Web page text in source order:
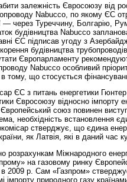
залежність Євросоюзу від
Nabu­cco, по якому ЄС
— через Туреччину, Болгарію,
будівництва Nabucco
ЄС підписав угоду з
будівництва
Європарламенту
Nabucco особливий
в тому, що стосується
ЄС з питань енергетики
Євросоюзу відносно імпорту
Європейський союз повинен
необхідність встановлення
стверджує, що єдина
як Латвія, які в даний час
розрахункам Міжнародного
на газовому ринку
2009 р. Сам «Газпром»
імпорту природного газу